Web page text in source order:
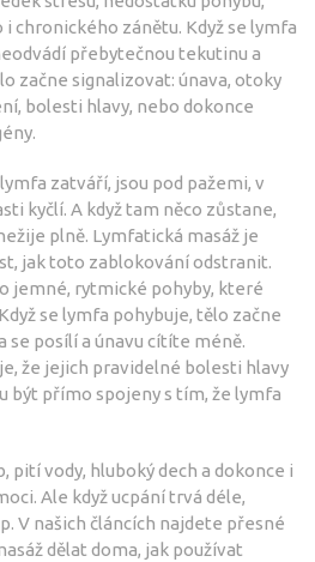
chronického zánětu. Když se lymfa
přebytečnou tekutinu a
začne signalizovat: únava, otoky
bolesti hlavy, nebo dokonce
zatváří, jsou pod pažemi, v
kyčlí. A když tam něco zůstane,
plně. Lymfatická masáž je
jak toto zablokování odstranit.
jemné, rytmické pohyby, které
se lymfa pohybuje, tělo začne
posílí a únavu cítíte méně.
že jejich pravidelné bolesti hlavy
být přímo spojeny s tím, že lymfa
pití vody, hluboký dech a dokonce i
Ale když ucpání trvá déle,
V našich článcích najdete přesné
dělat doma, jak používat